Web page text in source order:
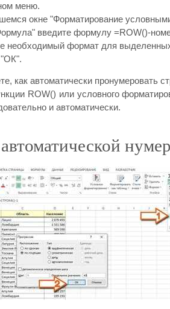
меню.
окне "Форматирование
введите формулу =ROW()-
необходимый формат для
как автоматически пронумеровать
ROW() или условного
и автоматически.